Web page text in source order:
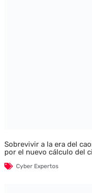
Sobrevivir a la era del
por el nuevo cálculo del
Cyber Expertos